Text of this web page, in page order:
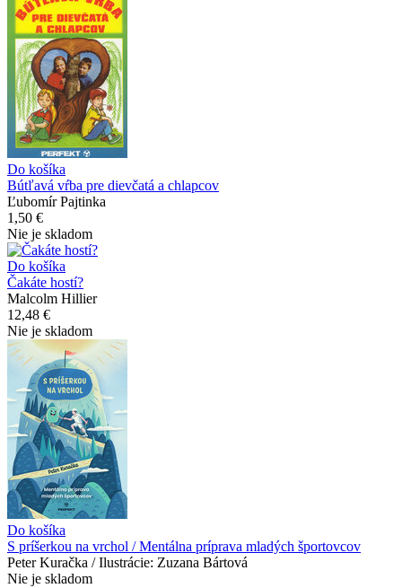
Do košíka
Bútľavá vŕba pre dievčatá a chlapcov
Ľubomír Pajtinka
1,50 €
Nie je skladom
Do košíka
Čakáte hostí?
Malcolm Hillier
12,48 €
Nie je skladom
Do košíka
S príšerkou na vrchol / Mentálna príprava mladých športovcov
Peter Kuračka / Ilustrácie: Zuzana Bártová
Nie je skladom